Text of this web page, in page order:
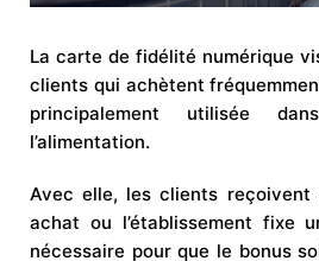
La carte de fidélité numérique
clients qui achètent
principalement utilisée
l’alimentation.
Avec elle, les clients reçoivent
achat ou l’établissement fixe
nécessaire pour que le bonus